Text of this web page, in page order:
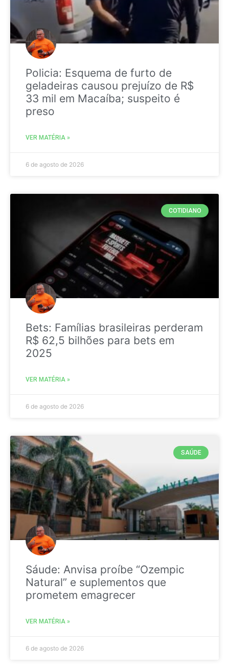
Policia: Esquema de furto de
geladeiras causou prejuízo de R$
33 mil em Macaíba; suspeito é
preso
VER MATÉRIA »
6 de agosto de 2026
COTIDIANO
Bets: Famílias brasileiras perderam
R$ 62,5 bilhões para bets em
2025
VER MATÉRIA »
6 de agosto de 2026
SAÚDE
Sáude: Anvisa proíbe “Ozempic
Natural” e suplementos que
prometem emagrecer
VER MATÉRIA »
6 de agosto de 2026